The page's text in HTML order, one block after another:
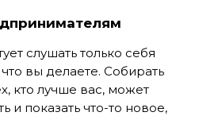
слушать только себя
вы делаете. Собирать
кто лучше вас, может
и показать что-то новое,